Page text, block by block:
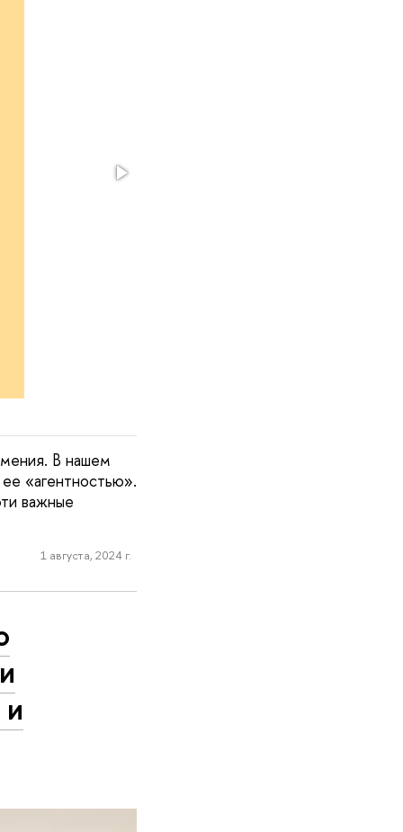
В нашем
«агентностью».
важные
1 августа, 2024 г.